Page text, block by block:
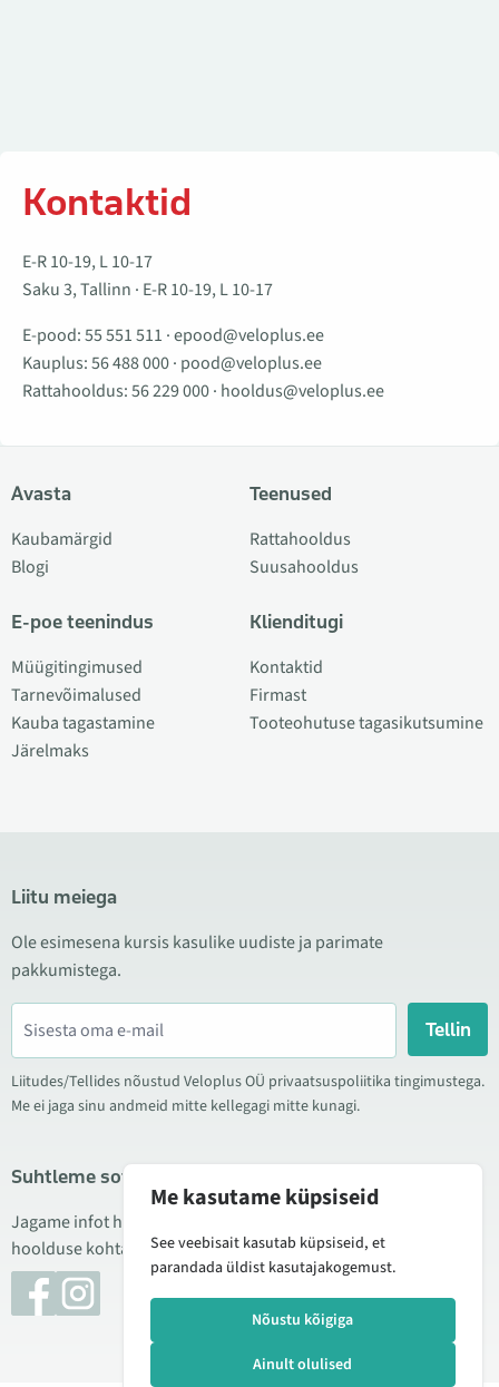
Kontaktid
E-R 10-19, L 10-17
Saku 3, Tallinn · E-R 10-19, L 10-17
E-pood:55 551 511 ·epood@veloplus.ee
Kauplus:56 488 000· pood@veloplus.ee
Rattahooldus:56 229 000· hooldus@veloplus.ee
Avasta
Kaubamärgid
Blogi
E-poe teenindus
Müügitingimused
Tarnevõimalused
Kauba tagastamine
Järelmaks
Teenused
Rattahooldus
Suusahooldus
Klienditugi
Kontaktid
Firmast
Tooteohutuse tagasikutsumine
Liitu meiega
Ole esimesena kursis kasulike uudiste ja parimate
pakkumistega.
Tellin
Liitudes/Tellides nõustud Veloplus OÜ privaatsuspoliitika tingimustega.
Me ei jaga sinu andmeid mitte kellegagi mitte kunagi.
Suhtleme sotsiaalmeedias
Jagame infot hea hinna kampaaniate, uute toodete ning
hoolduse kohta. Mõnikord teeme ka tooteülevaateid.
Me kasutame küpsiseid
See veebisait kasutab küpsiseid, et
parandada üldist kasutajakogemust.
Nõustu kõigiga
Ainult olulised